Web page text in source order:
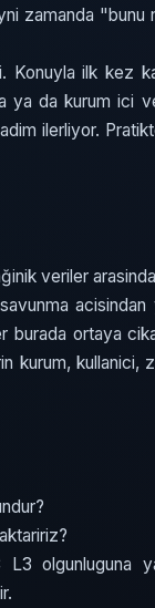
zamanda "bunu
Konuyla ilk kez
ya da kurum ici
ilerliyor.
veriler
acisindan
burada ortaya
kurum, kullanici,
olgunluguna